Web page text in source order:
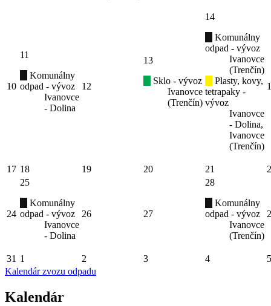
10
11
Komunálny
odpad - vývoz
Ivanovce
- Dolina
12
13
Sklo - vývoz
Ivanovce
(Trenčín)
14
Komunálny
odpad - vývoz
Ivanovce
(Trenčín)
Plasty, kovy,
tetrapaky -
vývoz
Ivanovce
- Dolina,
Ivanovce
(Trenčín)
17 18 19 20 21
24
25
Komunálny
odpad - vývoz
Ivanovce
- Dolina
26 27
28
Komunálny
odpad - vývoz
Ivanovce
(Trenčín)
31 1 2 3 4
5
Kalendár zvozu odpadu
Kalendár